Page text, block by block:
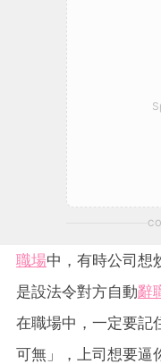
職場中，有時公司想
是設法令對方自動辭
在職場中，一定要記
可無」，上司想要逼